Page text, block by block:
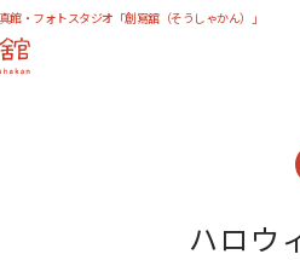
館・フォトスタジオ「創寫舘（そうしゃかん）」
ハロウ